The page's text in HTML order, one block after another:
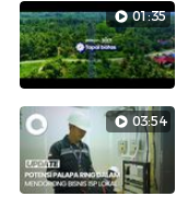
01:35
03:54